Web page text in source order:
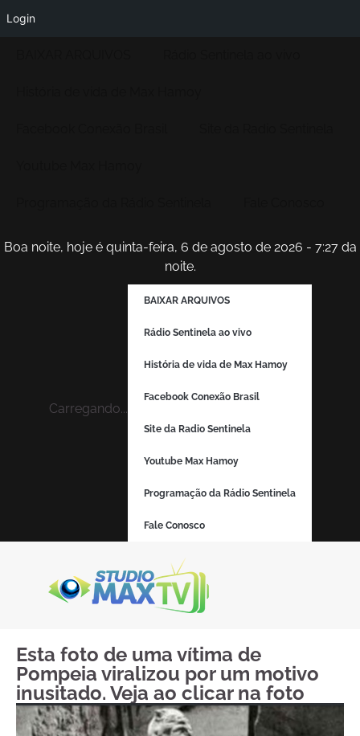
Boa noite, hoje é quinta-feira, 6 de agosto de 2026 - 7:27 da
noite.
Carregando...
BAIXAR ARQUIVOS
Rádio Sentinela ao vivo
História de vida de Max Hamoy
Facebook Conexão Brasil
Site da Radio Sentinela
Youtube Max Hamoy
Programação da Rádio Sentinela
Fale Conosco
Esta foto de uma vítima de
Pompeia viralizou por um motivo
inusitado. Veja ao clicar na foto
Login